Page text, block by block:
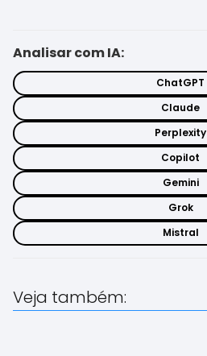
Analisar com IA:
ChatGPT
Claude
Perplexity
Copilot
Gemini
Grok
Mistral
Veja também: